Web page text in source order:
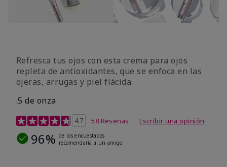
Refresca tus ojos con esta crema para ojos
repleta de antioxidantes, que se enfoca en las
ojeras, arrugas y piel flácida.
.5 de onza
Calificación de clientes de 4,4 de 5
4.7 58 Reseñas Escribir una opinión
96% de los encuestados
recomendaría a un amigo.